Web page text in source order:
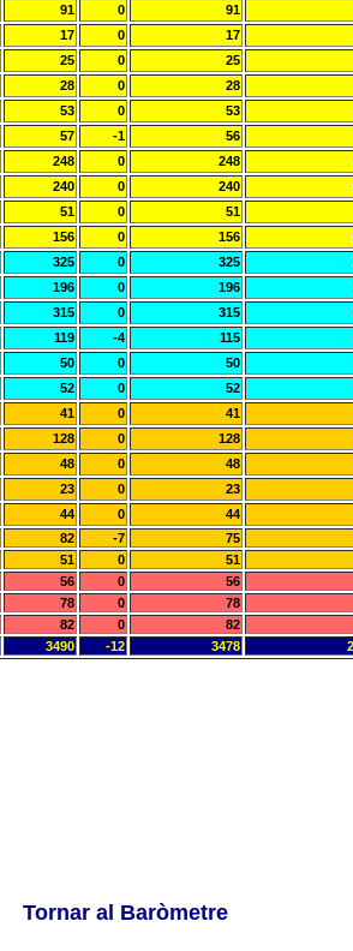
91 0 91
17 0 17
25 0 25
28 0 28
53 0 53
57 -1 56
248 0 248
240 0 240
51 0 51
156 0 156
325 0 325
196 0 196
315 0 315
119 -4 115
50 0 50
52 0 52
41 0 41
128 0 128
48 0 48
23 0 23
44 0 44
82 -7 75
51 0 51
56 0 56
78 0 78
82 0 82
3490 -12 3478
Tornar al Baròmetre